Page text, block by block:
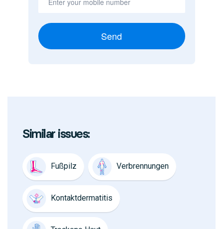
Send
Similar issues:
Fußpilz Verbrennungen
Kontaktdermatitis